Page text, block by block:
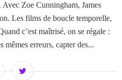
Zoe Cunningham, James
Les films de boucle temporelle,
c’est maîtrisé, on se régale :
mêmes erreurs, capter des...